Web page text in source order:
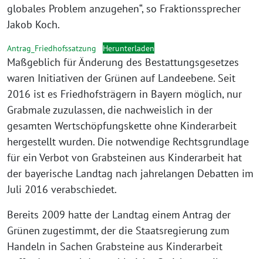
globales Problem anzugehen“, so Fraktionssprecher
Jakob Koch.
Antrag_Friedhofssatzung Herunterladen
Maßgeblich für Änderung des Bestattungsgesetzes
waren Initiativen der Grünen auf Landeebene. Seit
2016 ist es Friedhofsträgern in Bayern möglich, nur
Grabmale zuzulassen, die nachweislich in der
gesamten Wertschöpfungskette ohne Kinderarbeit
hergestellt wurden. Die notwendige Rechtsgrundlage
für ein Verbot von Grabsteinen aus Kinderarbeit hat
der bayerische Landtag nach jahrelangen Debatten im
Juli 2016 verabschiedet.
Bereits 2009 hatte der Landtag einem Antrag der
Grünen zugestimmt, der die Staatsregierung zum
Handeln in Sachen Grabsteine aus Kinderarbeit